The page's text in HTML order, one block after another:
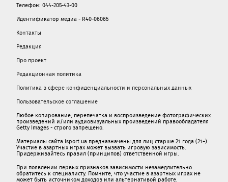
Телефон: 044-205-43-00
Идентификатор медиа - R40-06065
Контакты
Редакция
Про проект
Редакционная политика
Политика в сфере конфиденциальности и персональных данных
Пользовательское соглашение
Любое копирование, перепечатка и воспроизведение фотографических
произведений и/или аудиовизуальных произведений правообладателя
Getty Images - строго запрещено.
Материалы сайта isport.ua предназначены для лиц старше 21 года (21+).
Участие в азартных играх может вызвать игровую зависимость.
Придерживайтесь правил (принципов) ответственной игры.
При появлении первых признаков зависимости незамедлительно
обратитесь к специалисту. Помните, что участие в азартных играх не
может быть источником доходов или альтернативой работе.